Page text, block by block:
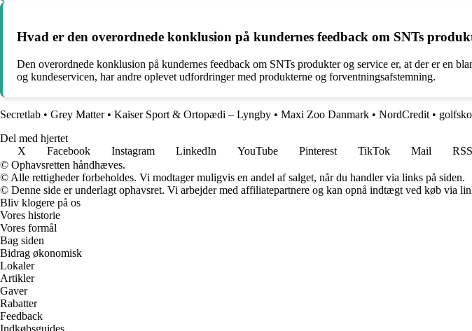
Hvad er den overordnede konklusion på kundernes feedback om SNTs
Den overordnede konklusion på kundernes feedback om SNTs produkter og service er, at der er en
og kundeservicen, har andre oplevet udfordringer med produkterne og forventningsafstemning.
Secretlab • Grey Matter• Kaiser Sport & Ortopædi – Lyngby • Maxi Zoo Danmark • NordCredit •
Del med hjertet
X
Facebook Instagram LinkedIn YouTube Pinterest TikTok Mail
RSS
© Ophavsretten håndhæves.
© Alle rettigheder forbeholdes. Vi modtager muligvis en andel af salget, når du handler via links på siden.
© Denne side er underlagt ophavsret. Vi arbejder med affiliatepartnere og kan opnå indtægt ved køb via
Bliv klogere på os
Vores historie
Vores formål
Bag siden
Bidrag økonomisk
Lokaler
Artikler
Gaver
Rabatter
Feedback
Indkøbsguides